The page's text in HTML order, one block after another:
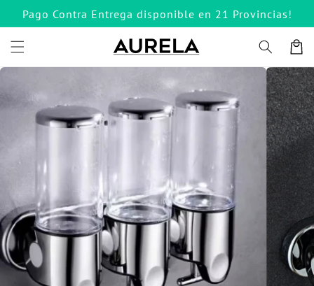
directamente
al contenido
Pago Contra Entrega disponible en 21 Provincias!
Carrito
Ir
directamente
información
del producto